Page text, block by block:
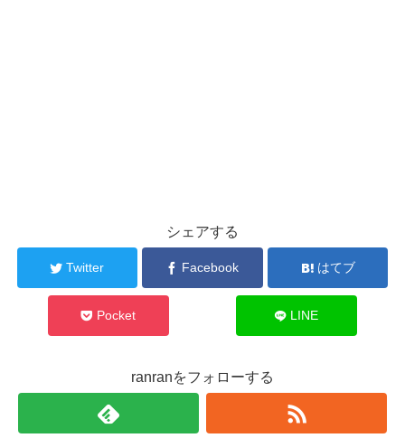
シェアする
Twitter Facebook はてブ
Pocket LINE
ranranをフォローする